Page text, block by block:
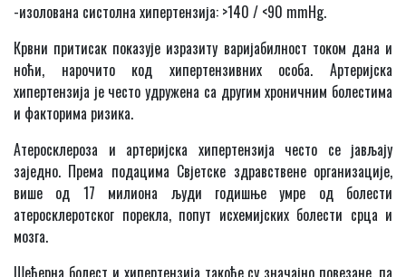
-изолована систолна хипертензија: >140 / <90 mmHg.
Крвни притисак показује изразиту варијабилност током дана и
ноћи, нарочито код хипертензивних особа. Артеријска
хипертензија је често удружена са другим хроничним болестима
и факторима ризика.
Атеросклероза и артеријска хипертензија често се јављају
заједно. Према подацима Свјетске здравствене организације,
више од 17 милиона људи годишње умре од болести
атеросклеротског порекла, попут исхемијских болести срца и
мозга.
Шећерна болест и хипертензија такође су значајно повезане, па